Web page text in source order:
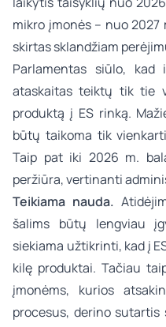
mikro įmonės – nuo
skirtas sklandžiam
Parlamentas siūlo, kad
ataskaitas teiktų tik tie
produktą į ES rinką.
būtų taikoma tik
Taip pat iki 2026 m.
peržiūra, vertinanti
Teikiama nauda.
šalims būtų lengviau
siekiama užtikrinti, kad į
kilę produktai. Tačiau
įmonėms, kurios
procesus, derino